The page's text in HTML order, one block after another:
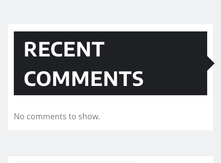
RECENT
COMMENTS
No comments to show.